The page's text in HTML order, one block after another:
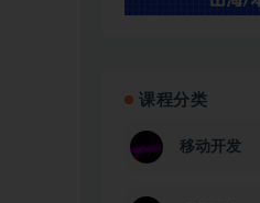
课程分类
移动开发